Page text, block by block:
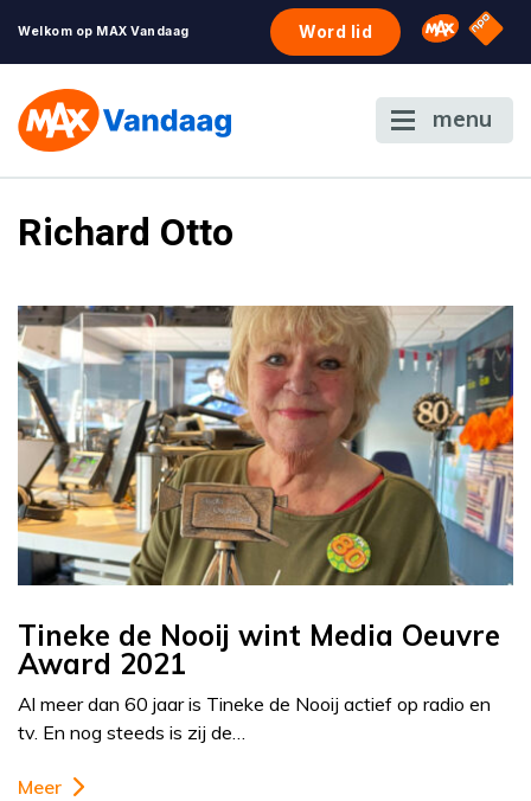
Welkom op MAX Vandaag Word lid Omroep
NPO
menu
Richard Otto
Tineke de Nooij wint Media Oeuvre
Award 2021
Al meer dan 60 jaar is Tineke de Nooij actief op radio en
tv. En nog steeds is zij de…
Meer